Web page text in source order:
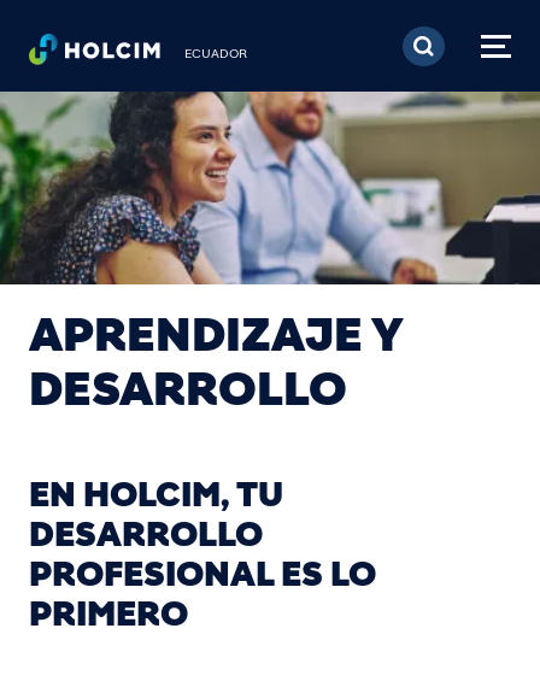
Pasar al contenido
ECUADOR
APRENDIZAJE Y
DESARROLLO
EN HOLCIM, TU
DESARROLLO
PROFESIONAL ES LO
PRIMERO